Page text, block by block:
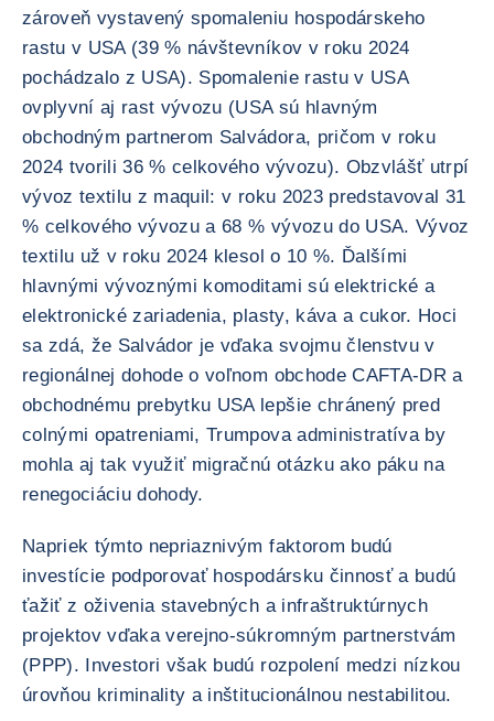
zároveň vystavený spomaleniu hospodárskeho
rastu v USA (39 % návštevníkov v roku 2024
pochádzalo z USA). Spomalenie rastu v USA
ovplyvní aj rast vývozu (USA sú hlavným
obchodným partnerom Salvádora, pričom v roku
2024 tvorili 36 % celkového vývozu). Obzvlášť utrpí
vývoz textilu z maquil: v roku 2023 predstavoval 31
% celkového vývozu a 68 % vývozu do USA. Vývoz
textilu už v roku 2024 klesol o 10 %. Ďalšími
hlavnými vývoznými komoditami sú elektrické a
elektronické zariadenia, plasty, káva a cukor. Hoci
sa zdá, že Salvádor je vďaka svojmu členstvu v
regionálnej dohode o voľnom obchode CAFTA-DR a
obchodnému prebytku USA lepšie chránený pred
colnými opatreniami, Trumpova administratíva by
mohla aj tak využiť migračnú otázku ako páku na
renegociáciu dohody.
Napriek týmto nepriaznivým faktorom budú
investície podporovať hospodársku činnosť a budú
ťažiť z oživenia stavebných a infraštruktúrnych
projektov vďaka verejno-súkromným partnerstvám
(PPP). Investori však budú rozpolení medzi nízkou
úrovňou kriminality a inštitucionálnou nestabilitou.